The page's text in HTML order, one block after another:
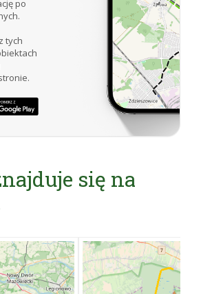
po
tych
się na